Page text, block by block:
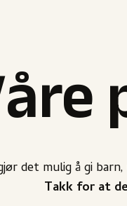
ør det muligågi
Takk for at